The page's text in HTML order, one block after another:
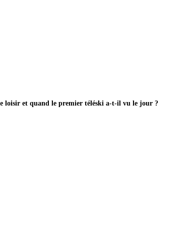
loisir et quand le premier téléski a-t-il vu le jour ?